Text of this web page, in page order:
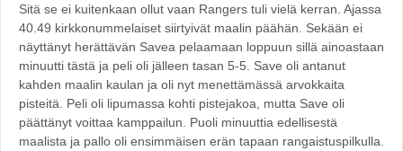
Sitä se ei kuitenkaan ollut vaan Rangers tuli vielä kerran. Ajassa
40.49 kirkkonummelaiset siirtyivät maalin päähän. Sekään ei
näyttänyt herättävän Savea pelaamaan loppuun sillä ainoastaan
minuutti tästä ja peli oli jälleen tasan 5-5. Save oli antanut
kahden maalin kaulan ja oli nyt menettämässä arvokkaita
pisteitä. Peli oli lipumassa kohti pistejakoa, mutta Save oli
päättänyt voittaa kamppailun. Puoli minuuttia edellisestä
maalista ja pallo oli ensimmäisen erän tapaan rangaistuspilkulla.